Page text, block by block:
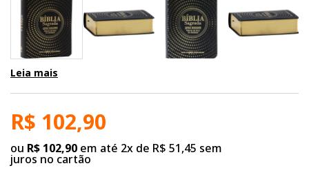
Leia mais
R$ 102,90
ou R$ 102,90 em até 2x de R$ 51,45 sem
juros no cartão